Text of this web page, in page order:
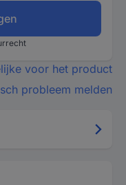
voor het product
probleem melden